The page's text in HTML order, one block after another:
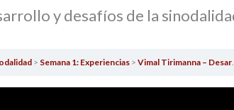
y desafíos de la
Semana 1: Experiencias Vimal Tirimanna – Desarrollo y desafíos de la sinodalidad en Asia